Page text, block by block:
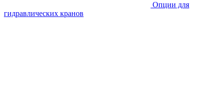
Опции для
гидравлических кранов